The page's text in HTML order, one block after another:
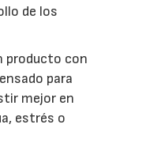
de los
producto con
para
mejor en
estrés o